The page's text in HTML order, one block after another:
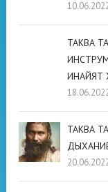
ТАКВА
ИНАЙЯТ
ТАКВА